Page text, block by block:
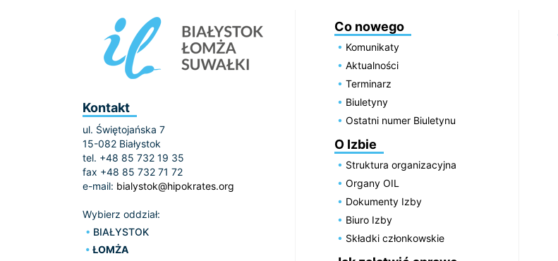
Kontakt
ul. Świętojańska 7
15-082 Białystok
tel. +48 85 732 19 35
fax +48 85 732 71 72
e-mail: bialystok@hipokrates.org
Wybierz oddział:
BIAŁYSTOK
ŁOMŻA
Co nowego
Komunikaty
Aktualności
Terminarz
Biuletyny
Ostatni numer Biuletynu
O Izbie
Struktura organizacyjna
Organy OIL
Dokumenty Izby
Biuro Izby
Składki członkowskie